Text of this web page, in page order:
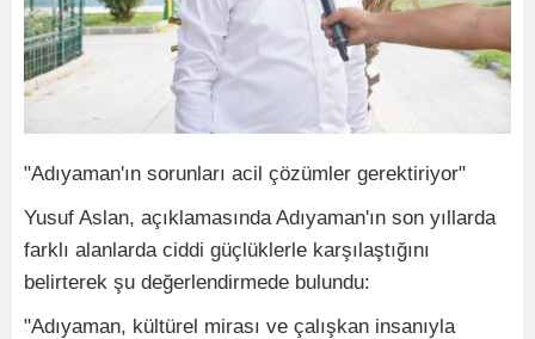
"Adıyaman'ın sorunları acil çözümler gerektiriyor"
Yusuf Aslan, açıklamasında Adıyaman'ın son yıllarda
farklı alanlarda ciddi güçlüklerle karşılaştığını
belirterek şu değerlendirmede bulundu:
"Adıyaman, kültürel mirası ve çalışkan insanıyla